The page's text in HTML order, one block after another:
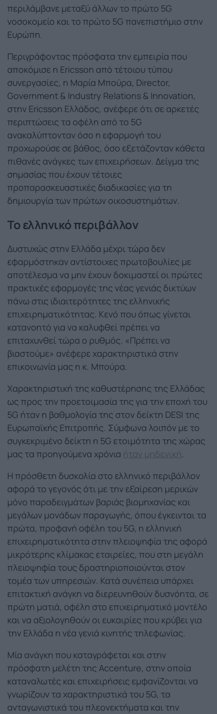
περιλάμβανε μεταξύ άλλων το πρώτο 5G
νοσοκομείο και το πρώτο 5G πανεπιστήμιο στην
Ευρώπη.
Περιγράφοντας πρόσφατα την εμπειρία που
αποκόμισε η Ericsson από τέτοιου τύπου
συνεργασίες, η Μαρία Μπούρα, Director,
Government & Industry Relations & Innovation,
στην Ericsson Ελλάδος, ανέφερε ότι σε αρκετές
περιπτώσεις τα οφέλη από το 5G
ανακαλύπτονταν όσο η εφαρμογή του
προχωρούσε σε βάθος, όσο εξετάζονταν κάθετα
πιθανές ανάγκες των επιχειρήσεων. Δείγμα της
σημασίας που έχουν τέτοιες
προπαρασκευαστικές διαδικασίες για τη
δημιουργία των πρώτων οικοσυστημάτων.
Το ελληνικό περιβάλλον
Δυστυχώς στην Ελλάδα μέχρι τώρα δεν
εφαρμόστηκαν αντίστοιχες πρωτοβουλίες με
αποτέλεσμα να μην έχουν δοκιμαστεί οι πρώτες
πρακτικές εφαρμογές της νέας γενιάς δικτύων
πάνω στις ιδιαιτερότητες της ελληνικής
επιχειρηματικότητας. Κενό που όπως γίνεται
κατανοητό για να καλυφθεί πρέπει να
επιταχυνθεί τώρα ο ρυθμός. «Πρέπει να
βιαστούμε» ανέφερε χαρακτηριστικά στην
επικοινωνία μας η κ. Μπούρα.
Χαρακτηριστική της καθυστέρησης της Ελλάδας
ως προς την προετοιμασία της για την εποχή του
5G ήταν η βαθμολογία της στον δείκτη DESI της
Ευρωπαϊκής Επιτροπής. Σύμφωνα λοιπόν με το
συγκεκριμένο δείκτη η 5G ετοιμότητα της χώρας
μας τα προηγούμενα χρόνια ήταν μηδενική.
Η πρόσθετη δυσκολία στο ελληνικό περιβάλλον
αφορά το γεγονός ότι με την εξαίρεση μερικών
μόνο παραδειγμάτων βαριάς βιομηχανίας και
μεγάλων μονάδων παραγωγής, όπου έγκεινται τα
πρώτα, προφανή οφέλη του 5G, η ελληνική
επιχειρηματικότητα στην πλειοψηφία της αφορά
μικρότερης κλίμακας εταιρείες, που στη μεγάλη
πλειοψηφία τους δραστηριοποιούνται στον
τομέα των υπηρεσιών. Κατά συνέπεια υπάρχει
επιτακτική ανάγκη να διερευνηθούν δυσνόητα, σε
πρώτη ματιά, οφέλη στο επιχειρηματικό μοντέλο
και να αξιολογηθούν οι ευκαιρίες που κρύβει για
την Ελλάδα η νέα γενιά κινητής τηλεφωνίας.
Μία ανάγκη που καταγράφεται και στην
πρόσφατη μελέτη της Accenture, στην οποία
καταναλωτές και επιχειρήσεις εμφανίζονται να
γνωρίζουν τα χαρακτηριστικά του 5G, τα
ανταγωνιστικά του πλεονεκτήματα και την